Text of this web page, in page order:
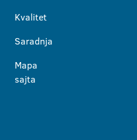
Kvalitet
Saradnja
Mapa
sajta